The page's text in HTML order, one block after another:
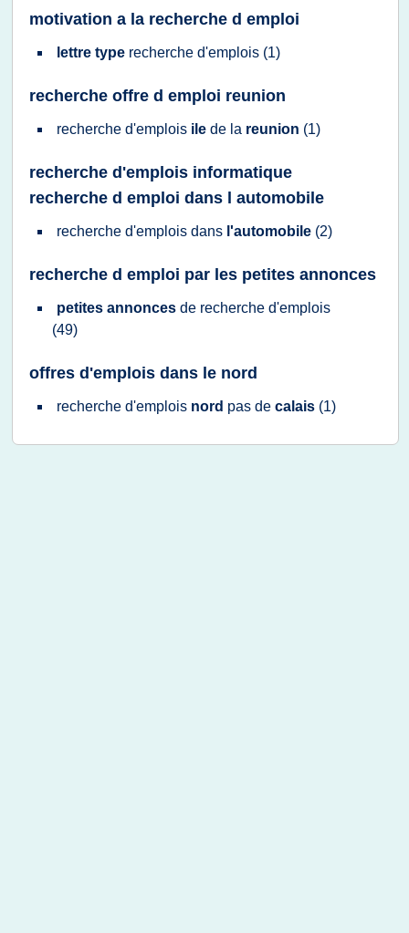
motivation a la recherche d emploi
lettre type recherche d'emplois (1)
recherche offre d emploi reunion
recherche d'emplois ile de la reunion (1)
recherche d'emplois informatique
recherche d emploi dans l automobile
recherche d'emplois dans l'automobile (2)
recherche d emploi par les petites annonces
petites annonces de recherche d'emplois
(49)
offres d'emplois dans le nord
recherche d'emplois nord pas de calais (1)